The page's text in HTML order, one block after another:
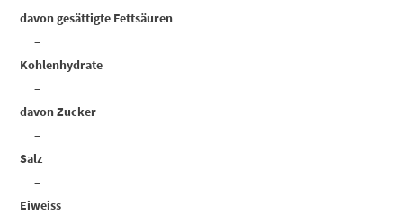
davon gesättigte Fettsäuren
–
Kohlenhydrate
–
davon Zucker
–
Salz
–
Eiweiss